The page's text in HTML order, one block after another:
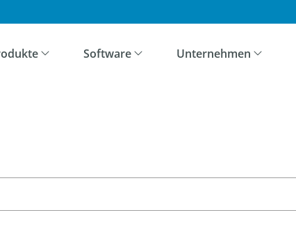
Software Unternehmen